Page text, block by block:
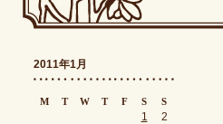
2011年1月
M T W T F S S
1
2